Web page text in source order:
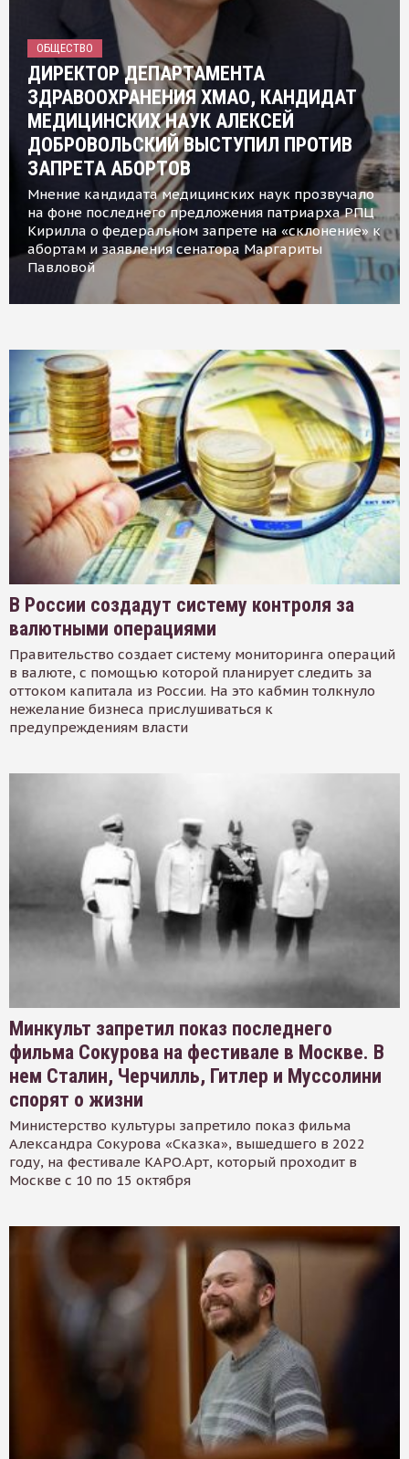
ОБЩЕСТВО
ДИРЕКТОР ДЕПАРТАМЕНТА
ЗДРАВООХРАНЕНИЯ ХМАО, КАНДИДАТ
МЕДИЦИНСКИХ НАУК АЛЕКСЕЙ
ДОБРОВОЛЬСКИЙ ВЫСТУПИЛ ПРОТИВ
ЗАПРЕТА АБОРТОВ
Мнение кандидата медицинских наук прозвучало
на фоне последнего предложения патриарха РПЦ
Кирилла о федеральном запрете на «склонение» к
абортам и заявления сенатора Маргариты
Павловой
В России создадут систему контроля за
валютными операциями
Правительство создает систему мониторинга операций
в валюте, с помощью которой планирует следить за
оттоком капитала из России. На это кабмин толкнуло
нежелание бизнеса прислушиваться к
предупреждениям власти
Минкульт запретил показ последнего
фильма Сокурова на фестивале в Москве. В
нем Сталин, Черчилль, Гитлер и Муссолини
спорят о жизни
Министерство культуры запретило показ фильма
Александра Сокурова «Сказка», вышедшего в 2022
году, на фестивале КАРО.Арт, который проходит в
Москве с 10 по 15 октября